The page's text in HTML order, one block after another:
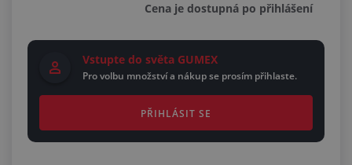
Cena je dostupná po přihlášení
Vstupte do světa GUMEX
Pro volbu množství a nákup se prosím přihlaste.
PŘIHLÁSIT SE